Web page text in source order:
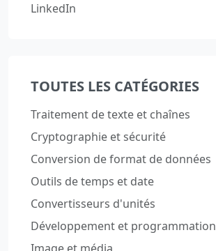
LinkedIn
TOUTES LES CATÉGORIES
Traitement de texte et chaînes
Cryptographie et sécurité
Conversion de format de données
Outils de temps et date
Convertisseurs d'unités
Développement et programmation